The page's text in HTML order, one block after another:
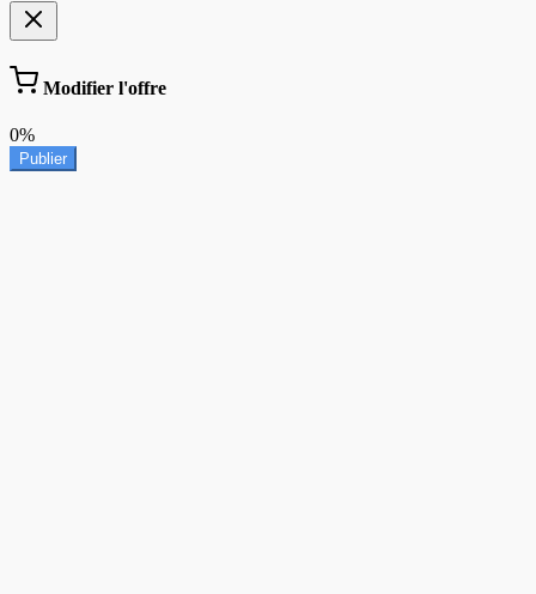
Modifier l'offre
0%
Publier